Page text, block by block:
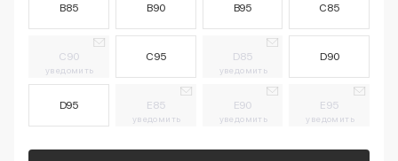
B85 B90 B95 C85
C90
уведомить
C95 D85
уведомить
D90
D95 E85
уведомить
E90
уведомить
E95
уведомить